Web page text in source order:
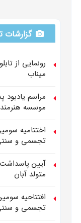
گزارشات
رونمایی از
میناب
مراسم
موسسه
اختتامیه
تجسمی و
آیین
متولد آبان
افتتاحیه
تجسمی و